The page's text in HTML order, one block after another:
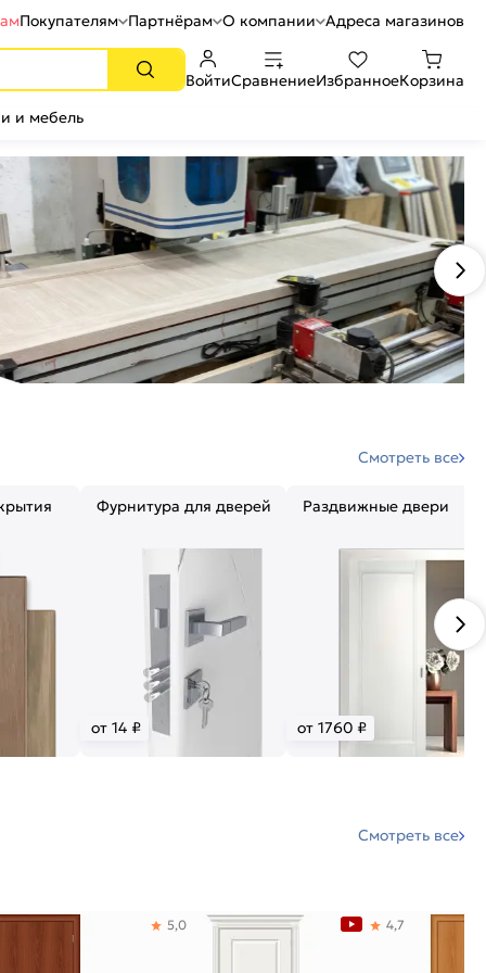
Покупателям Партнёрам О компании Адреса магазинов
ВойтиСравнениеИзбранноеКорзина
и мебель
Смотреть все
Фурнитура для дверей
от 14 ₽
Раздвижные двери
от 1760 ₽
Смотреть все
5,0 4,7